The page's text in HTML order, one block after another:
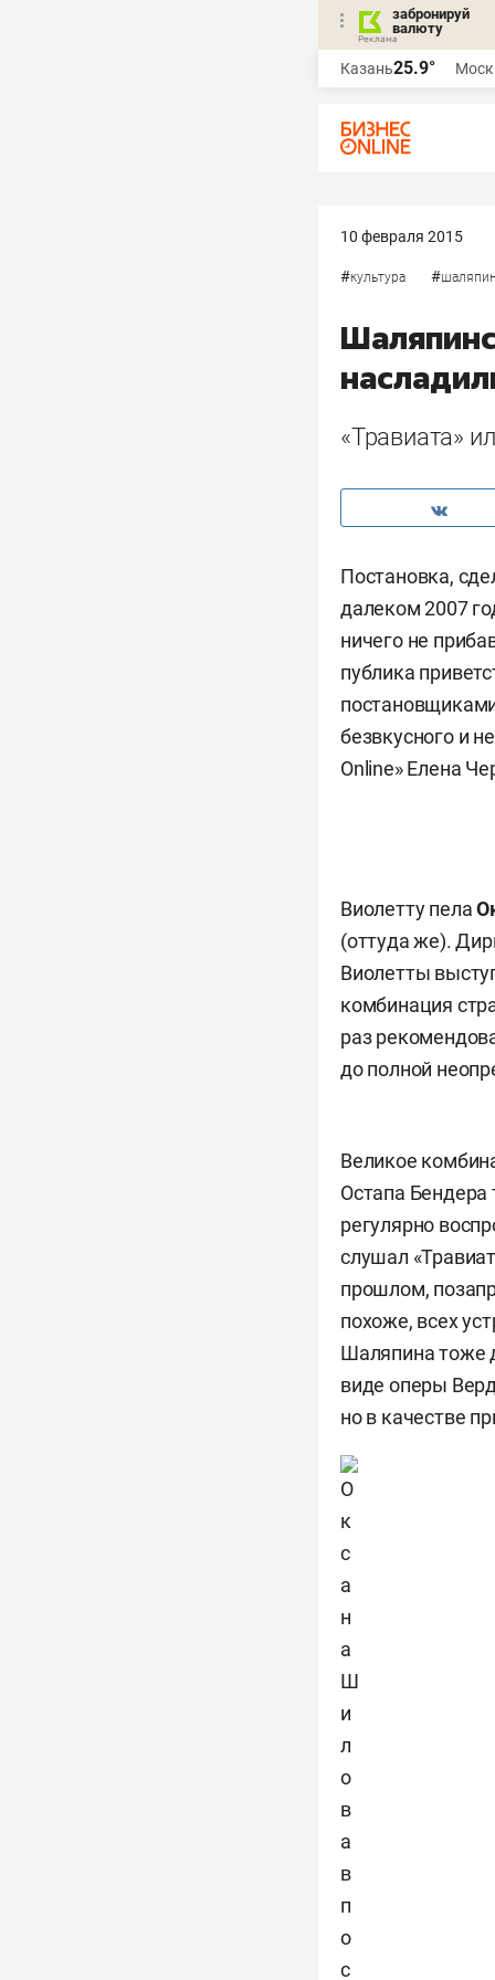
забронируй
валюту
Казань25.9°
10 февраля 2015
#культура #
«Травиата»
Постановка,
далеком 2007
ничего не
публика
безвкусного и
Online» Елена
Виолетту пела
(оттуда же).
Виолетты
комбинация
раз
до полной
Великое
Остапа Бендера
регулярно
слушал
прошлом,
похоже, всех
Шаляпина тоже
виде оперы
но в качестве